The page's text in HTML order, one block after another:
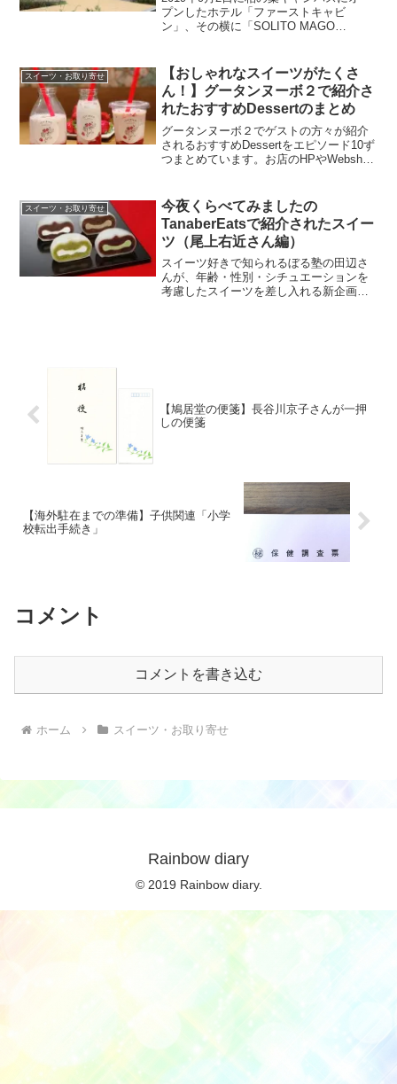
プンしたホテル「ファーストキャビ
ン」、その横に「SOLITO MAGO
なっていたのですが、ようやく行けたの
でご紹介します。
スイーツ・お取り寄せ
【おしゃれなスイーツがたくさ
ん！】グータンヌーボ２で紹介さ
れたおすすめDessertのまとめ
グータンヌーボ２でゲストの方々が紹介
されるおすすめDessertをエピソード10ず
つまとめています。お店のHPやWebshop
ーツを探している方の参考になれば嬉し
いです。
スイーツ・お取り寄せ
今夜くらべてみましたの
TanaberEatsで紹介されたスイー
ツ（尾上右近さん編）
スイーツ好きで知られるぼる塾の田辺さ
んが、年齢・性別・シチュエーションを
考慮したスイーツを差し入れる新企画
【鳩居堂の便箋】長谷川京子さんが一押
しの便箋
【海外駐在までの準備】子供関連「小学
校転出手続き」
コメント
コメントを書き込む
ホーム スイーツ・お取り寄せ
Rainbow diary
© 2019 Rainbow diary.